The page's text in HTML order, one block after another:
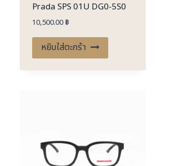
Prada SPS 01U DG0-5S0
10,500.00฿
หยิบใส่ตะกร้า